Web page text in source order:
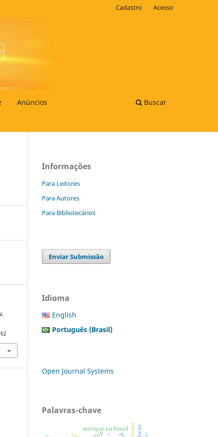
Anúncios Buscar
Cadastro Acesso
Informações
Para Leitores
Para Autores
Para Bibliotecários
Enviar Submissão
Idioma
English
Português (Brasil)
Open Journal Systems
Palavras-chave
serviços no brasil